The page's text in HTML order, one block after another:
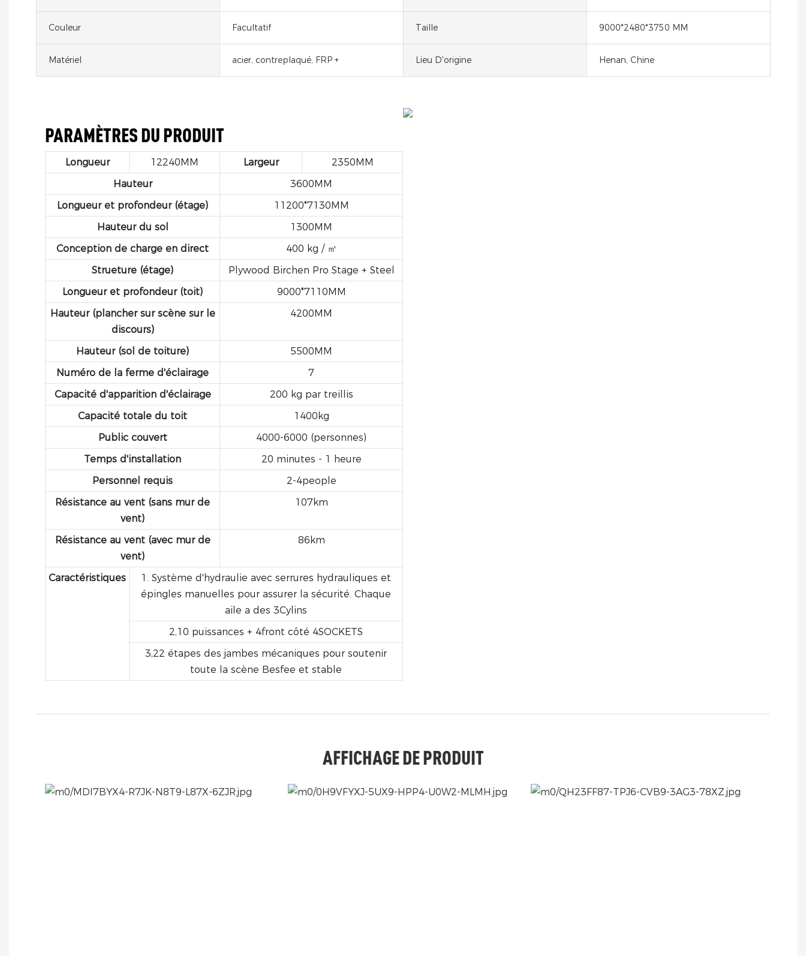
Couleur Facultatif Taille 9000*2480*3750 MM
Matériel acier, contreplaqué, FRP + Lieu D'origine Henan, Chine
PARAMÈTRES DU PRODUIT
Longueur 12240MM Largeur
2350MM
Hauteur
3600MM
Longueur et profondeur (étage)
11200*7130MM
Hauteur du sol
1300MM
Conception de charge en direct
400 kg / ㎡
Strueture (étage)
Plywood Birchen Pro Stage + Steel
Longueur et profondeur (toit)
9000*7110MM
Hauteur (plancher sur scène sur le
discours)
4200MM
Hauteur (sol de toiture)
5500MM
Numéro de la ferme d'éclairage
7
Capacité d'apparition d'éclairage
200 kg par treillis
Capacité totale du toit
1400kg
Public couvert
4000-6000 (personnes)
Temps d'installation
20 minutes - 1 heure
Personnel requis
2-4people
Résistance au vent (sans mur de
vent)
107km
Résistance au vent (avec mur de
vent)
86km
Caractéristiques
1. Système d'hydraulie avec serrures hydrauliques et
épingles manuelles pour assurer la sécurité. Chaque
aile a des 3Cylins
2,10 puissances + 4front côté 4SOCKETS
3,22 étapes des jambes mécaniques pour soutenir
toute la scène Besfee et stable
AFFICHAGE DE PRODUIT